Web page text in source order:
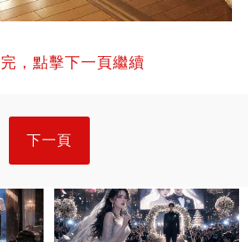
，點擊下一頁繼續
下一頁